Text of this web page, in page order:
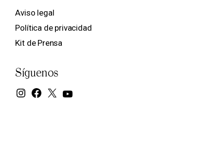
Aviso legal
Política de privacidad
Kit de Prensa
Síguenos
Instagram
Facebook
X YouTube